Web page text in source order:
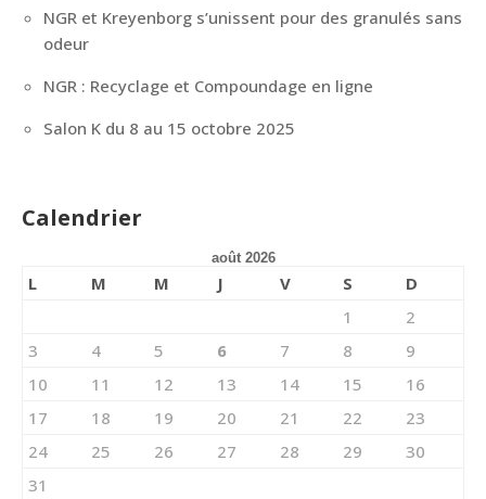
NGR et Kreyenborg s’unissent pour des granulés sans
odeur
NGR : Recyclage et Compoundage en ligne
Salon K du 8 au 15 octobre 2025
Calendrier
août 2026
L M M J V S
D
1
2
3
4 5 6 7 8
9
10
11 12 13 14 15
16
17
18 19 20 21 22
23
24
25 26 27 28 29
30
31